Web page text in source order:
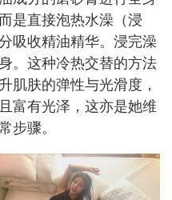
是直接泡热水澡（浸
吸收精油精华。浸完澡
。这种冷热交替的方法
肌肤的弹性与光滑度，
富有光泽，这亦是她维
步骤。